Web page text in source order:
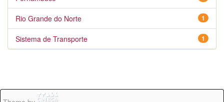
1
Rio Grande do Norte
1
Sistema de Transporte